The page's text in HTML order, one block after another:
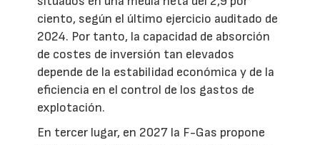
ciento, según el último ejercicio auditado de
2024. Por tanto, la capacidad de absorción
de costes de inversión tan elevados
depende de la estabilidad económica y de la
eficiencia en el control de los gastos de
explotación.
En tercer lugar, en 2027 la F-Gas propone